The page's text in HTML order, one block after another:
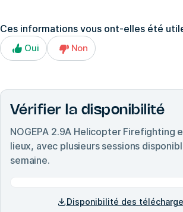
Ces informations vous ont-elles été
Oui Non
Vérifier la disponibilité
NOGEPA 2.9A Helicopter Firefighting
lieux, avec plusieurs sessions
semaine.
Disponibilité des